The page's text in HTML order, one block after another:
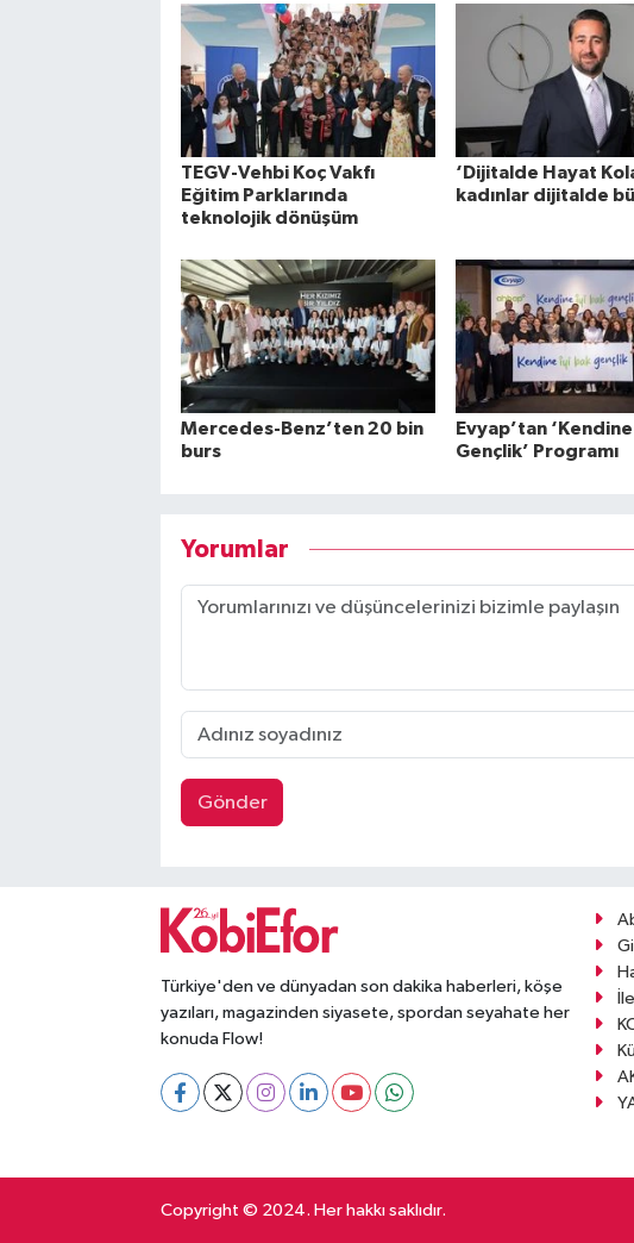
TEGV-Vehbi Koç Vakfı
Eğitim Parklarında
teknolojik dönüşüm
‘Dijitalde Hayat
kadınlar dijitalde
Mercedes-Benz’ten 20 bin
burs
Evyap’tan
Gençlik’ Programı
Yorumlar
Gönder
Türkiye'den ve dünyadan son dakika haberleri, köşe
yazıları, magazinden siyasete, spordan seyahate her
konuda Flow!
Copyright © 2024. Her hakkı saklıdır.